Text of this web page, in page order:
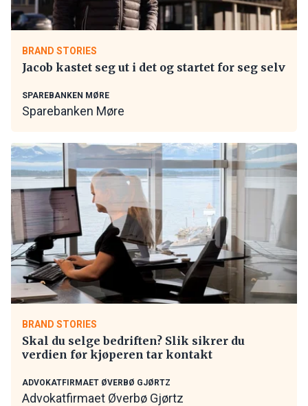
BRAND STORIES
Jacob kastet seg ut i det og startet for seg selv
SPAREBANKEN MØRE
Sparebanken Møre
BRAND STORIES
Skal du selge bedriften? Slik sikrer du
verdien før kjøperen tar kontakt
ADVOKATFIRMAET ØVERBØ GJØRTZ
Advokatfirmaet Øverbø Gjørtz